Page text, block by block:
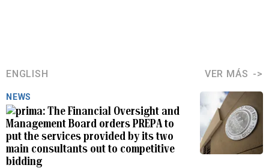
ENGLISH VER MÁS
NEWS
The Financial Oversight and
Management Board orders PREPA to
put the services provided by its two
main consultants out to competitive
bidding